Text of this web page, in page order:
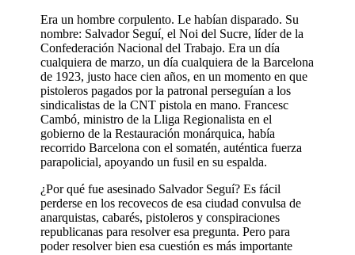
Era un hombre corpulento. Le habían disparado. Su
nombre: Salvador Seguí,el Noi del Sucre, líder de la
Confederación Nacional del Trabajo. Era un día
cualquiera de marzo, un día cualquiera de la Barcelona
de 1923, justo hace cien años, en un momento en que
pistoleros pagados por la patronal perseguían a los
sindicalistas de la CNT pistola en mano. Francesc
Cambó, ministro de la Lliga Regionalista en el
gobierno de la Restauración monárquica, había
recorrido Barcelona con el somatén, auténtica fuerza
parapolicial, apoyando un fusil en su espalda.
¿Por qué fue asesinado Salvador Seguí? Es fácil
perderse en los recovecos de esa ciudad convulsa de
anarquistas, cabarés, pistoleros y conspiraciones
republicanas para resolver esa pregunta. Pero para
poder resolver bien esa cuestión es más importante